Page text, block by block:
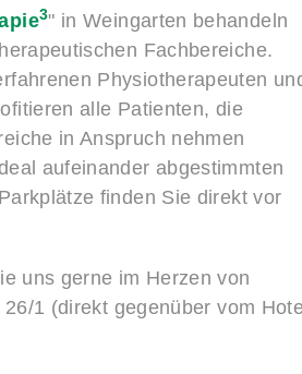
3" in Weingarten behandeln
Fachbereiche.
Physiotherapeuten
alle Patienten, die
in Anspruch nehmen
aufeinander abgestimmten
finden Sie direkt vor
uns gerne im Herzen von
1 (direkt gegenüber vom Hotel